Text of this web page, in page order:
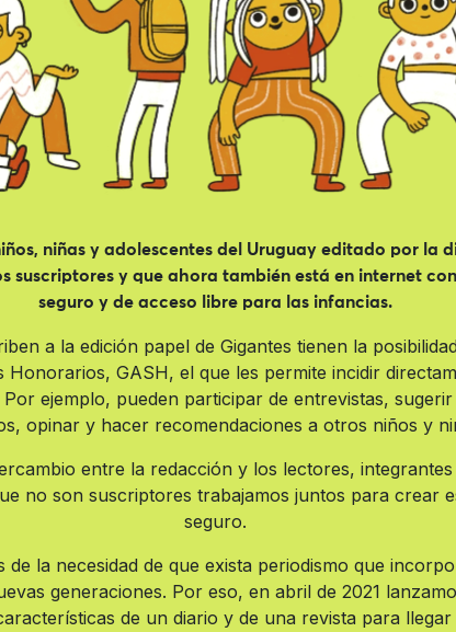
niñas y adolescentes del Uruguay editado por la
suscriptores y que ahora también está en internet
seguro y de acceso libre para las infancias.
a la edición papel de Gigantes tienen la
Honorarios, GASH, el que les permite incidir
ejemplo, pueden participar de entrevistas,
opinar y hacer recomendaciones a otros niños y
entre la redacción y los lectores,
no son suscriptores trabajamos juntos para crear
seguro.
de la necesidad de que exista periodismo que
generaciones. Por eso, en abril de 2021
de un diario y de una revista para